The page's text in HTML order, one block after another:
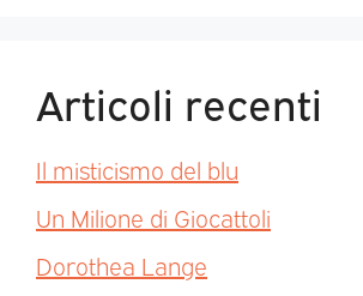
Articoli recenti
Il misticismo del blu
Un Milione di Giocattoli
Dorothea Lange